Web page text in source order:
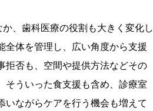
、歯科医療の役割も大きく変化し
全体を管理し、広い角度から支援
拒否も、空間や提供方法などその
そういった食支援も含め、診療室
いながらケアを行う機会も増えて